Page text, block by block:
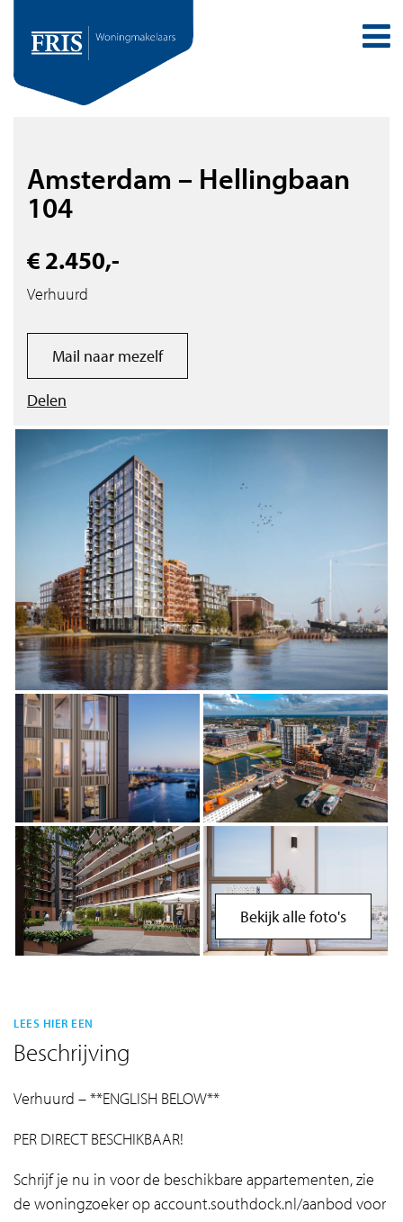
Amsterdam – Hellingbaan
104
€ 2.450,-
Verhuurd
Mail naar mezelf
Delen
Bekijk alle foto's
LEES HIER EEN
Beschrijving
Verhuurd – **ENGLISH BELOW**
PER DIRECT BESCHIKBAAR!
Schrijf je nu in voor de beschikbare appartementen, zie
de woningzoeker op account.southdock.nl/aanbod voor